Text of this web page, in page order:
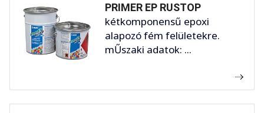
PRIMER EP RUSTOP
kétkomponensű epoxi
alapozó fém felületekre.
mŰszaki adatok: ...